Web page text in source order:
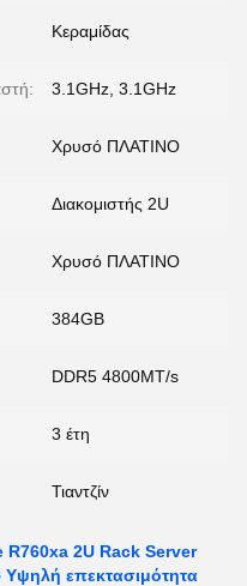
Κεραμίδας
3.1GHz, 3.1GHz
Χρυσό ΠΛΑΤΙΝΟ
Διακομιστής 2U
Χρυσό ΠΛΑΤΙΝΟ
384GB
DDR5 4800MT/s
3 έτη
Τιαντζίν
R760xa 2U Rack Server
επεκτασιμότητα